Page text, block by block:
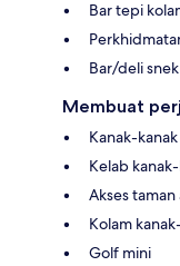
Bar tepi
Bar/deli snek
Membuat
Kanak-
Kelab
Akses
Kolam
Golf mini